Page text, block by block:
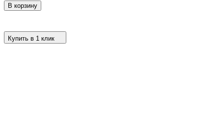
В корзину
Купить в 1 клик